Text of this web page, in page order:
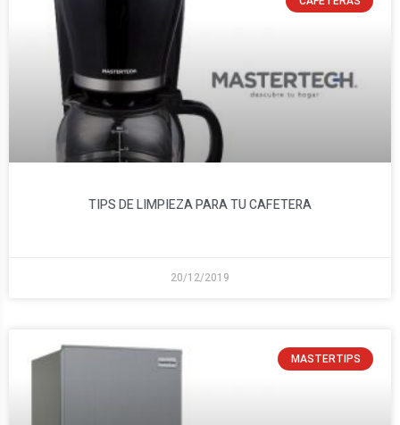
TIPS DE LIMPIEZA PARA TU CAFETERA
20/12/2019
MASTERTIPS